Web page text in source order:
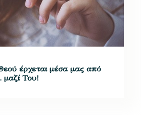
έρχεται μέσα μας από
μαζί Του!